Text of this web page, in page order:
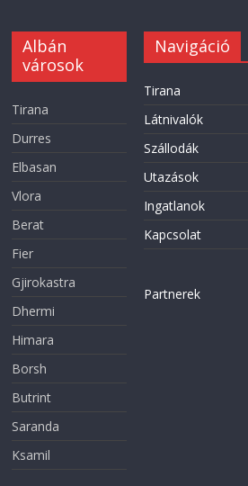
Albán
városok
Tirana
Durres
Elbasan
Vlora
Berat
Fier
Gjirokastra
Dhermi
Himara
Borsh
Butrint
Saranda
Ksamil
Navigáció
Tirana
Látnivalók
Szállodák
Utazások
Ingatlanok
Kapcsolat
Partnerek